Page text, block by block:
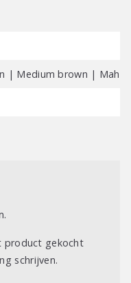
| Medium brown |
product gekocht
schrijven.